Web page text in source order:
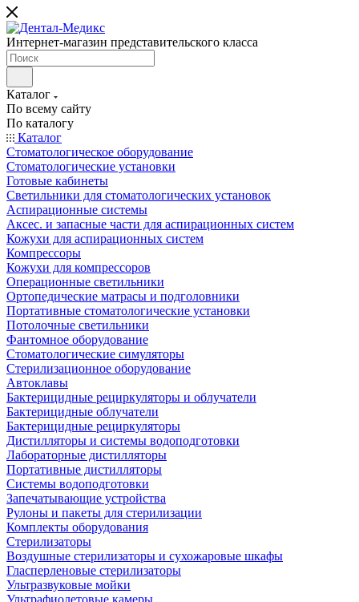
Интернет-магазин представительского класса
Каталог
По всему сайту
По каталогу
Каталог
Стоматологическое оборудование
Стоматологические установки
Готовые кабинеты
Светильники для стоматологических установок
Аспирационные системы
Аксес. и запасные части для аспирационных систем
Кожухи для аспирационных систем
Компрессоры
Кожухи для компрессоров
Операционные светильники
Ортопедические матрасы и подголовники
Портативные стоматологические установки
Потолочные светильники
Фантомное оборудование
Стоматологические симуляторы
Стерилизационное оборудование
Автоклавы
Бактерицидные рециркуляторы и облучатели
Бактерицидные облучатели
Бактерицидные рециркуляторы
Дистилляторы и системы водоподготовки
Лабораторные дистилляторы
Портативные дистилляторы
Системы водоподготовки
Запечатывающие устройства
Рулоны и пакеты для стерилизации
Комплекты оборудования
Стерилизаторы
Воздушные стерилизаторы и сухожаровые шкафы
Гласперленовые стерилизаторы
Ультразвуковые мойки
Ультрафиолетовые камеры